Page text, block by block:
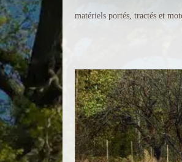
matériels portés, tractés et